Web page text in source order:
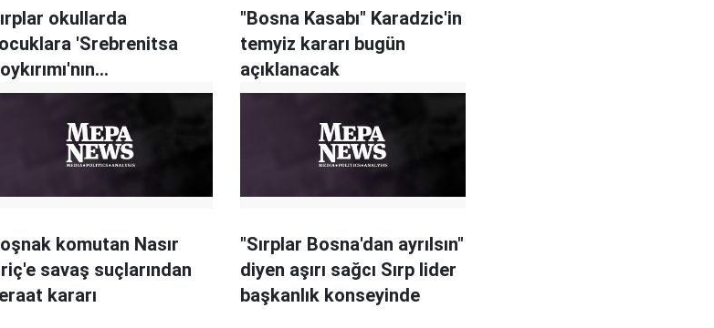
okullarda
'Srebrenitsa
anlatıyor
"Bosna Kasabı" Karadzic'in
temyiz kararı bugün
açıklanacak
komutan Nasır
savaş suçlarından
kararı
"Sırplar Bosna'dan ayrılsın"
diyen aşırı sağcı Sırp lider
başkanlık konseyinde